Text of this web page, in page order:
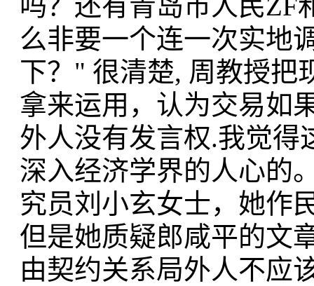
吗？还有青岛市人民ZF
么非要一个连一次实地
下？" 很清楚, 周教授把
拿来运用，认为交易如
外人没有发言权.我觉得
深入经济学界的人心的
究员刘小玄女士，她作
但是她质疑郎咸平的文
由契约关系局外人不应